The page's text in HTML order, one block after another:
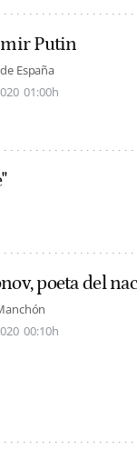
Putin
España
01:00h
poeta del
00:10h